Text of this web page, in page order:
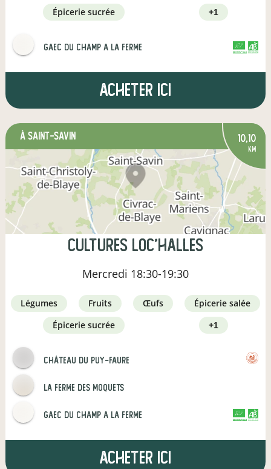
épicerie sucrée
+1
gaec du champ a la ferme CERTIFIÉ PAR FR-BIO-16
AGRICULTURE FRANCE
Acheter ici
à Saint-Savin 10,10
km
Cultures loc'Halles
Mercredi 18:30-19:30
légumes fruits œufs
épicerie salée
épicerie sucrée
+1
Château du Puy-Faure
La ferme des moquets
gaec du champ a la ferme
Acheter ici